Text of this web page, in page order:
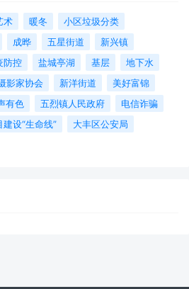
术 暖冬
小区垃圾分类
成晔 五星街道
新兴镇
防控 盐城亭湖 基层
地下水
影家协会 新洋街道
美好富锦
有色 五烈镇人民政府
电信诈骗
设“生命线”
大丰区公安局